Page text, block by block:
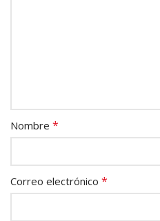
Nombre *
Correo electrónico *